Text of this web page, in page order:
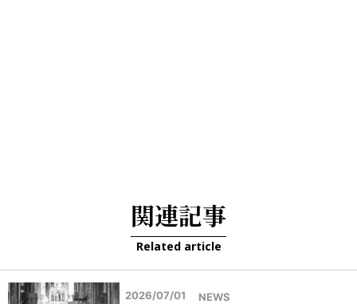
関連記事
Related article
2026/07/01 NEWS